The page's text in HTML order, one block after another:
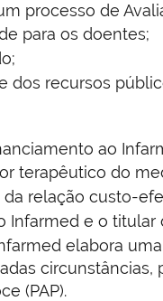
processo de
para os doentes;
dos recursos
ao
terapêutico do
da relação custo-
Infarmed e o titular
elabora
(PAP).